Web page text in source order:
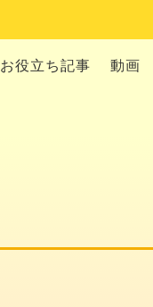
お役立ち記事 動画